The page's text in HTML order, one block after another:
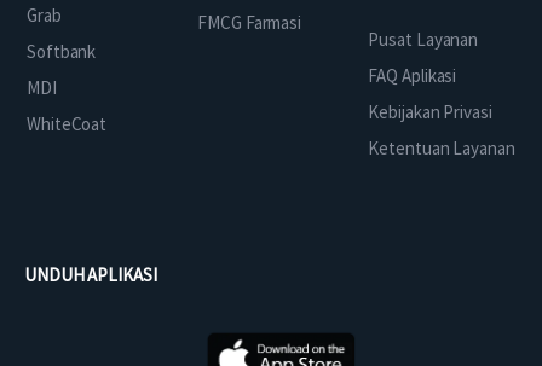
Grab
Softbank
MDI
WhiteCoat
FMCG Farmasi
Pusat Layanan
FAQ Aplikasi
Kebijakan Privasi
Ketentuan Layanan
UNDUH APLIKASI